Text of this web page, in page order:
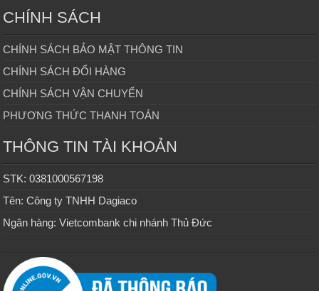
CHÍNH SÁCH
CHÍNH SÁCH BẢO MẬT THÔNG TIN
CHÍNH SÁCH ĐỔI HÀNG
CHÍNH SÁCH VẬN CHUYỂN
PHƯƠNG THỨC THANH TOÁN
THÔNG TIN TÀI KHOẢN
STK: 0381000567198
Tên: Công ty TNHH Dagiaco
Ngân hàng: Vietcombank chi nhánh Thủ Đức